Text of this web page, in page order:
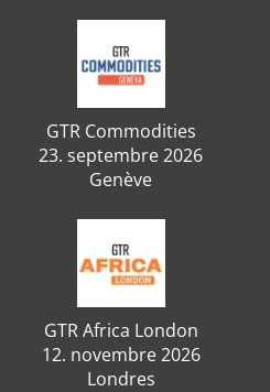
GTR Commodities
23. septembre 2026
Genève
GTR Africa London
12. novembre 2026
Londres